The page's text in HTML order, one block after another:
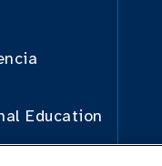
Education